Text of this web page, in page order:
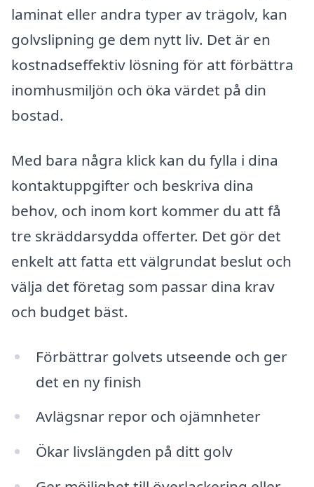
laminat eller andra typer av trägolv, kan
golvslipning ge dem nytt liv. Det är en
kostnadseffektiv lösning för att förbättra
inomhusmiljön och öka värdet på din
bostad.
Med bara några klick kan du fylla i dina
kontaktuppgifter och beskriva dina
behov, och inom kort kommer du att få
tre skräddarsydda offerter. Det gör det
enkelt att fatta ett välgrundat beslut och
välja det företag som passar dina krav
och budget bäst.
Förbättrar golvets utseende och ger
det en ny finish
Avlägsnar repor och ojämnheter
Ökar livslängden på ditt golv